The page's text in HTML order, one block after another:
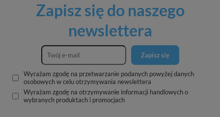
Zapisz się do naszego
newslettera
Zapisz się
Wyrażam zgodę na przetwarzanie podanych powyżej danych
osobowych w celu otrzymywania newslettera
Wyrażam zgodę na otrzymywanie informacji handlowych o
wybranych produktach i promocjach